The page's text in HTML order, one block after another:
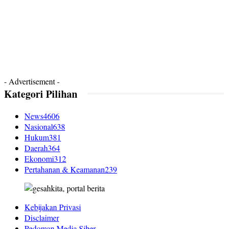
- Advertisement -
Kategori Pilihan
News4606
Nasional638
Hukum381
Daerah364
Ekonomi312
Pertahanan & Keamanan239
Kebijakan Privasi
Disclaimer